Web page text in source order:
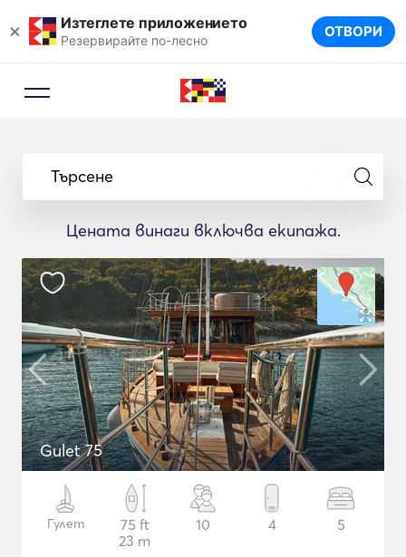
× Изтеглете приложението
Резервирайте по-лесно ОТВОРИ
Търсене
Цената винаги включва екипажа.
Gulet 75
Гулет
75 ft
23 m
10 4 5